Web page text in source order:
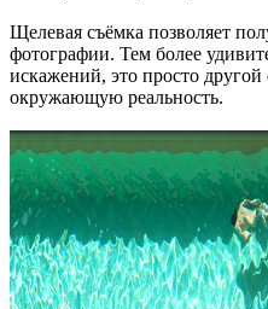
Щелевая съёмка позволяет
фотографии. Тем более
искажений, это просто другой
окружающую реальность.